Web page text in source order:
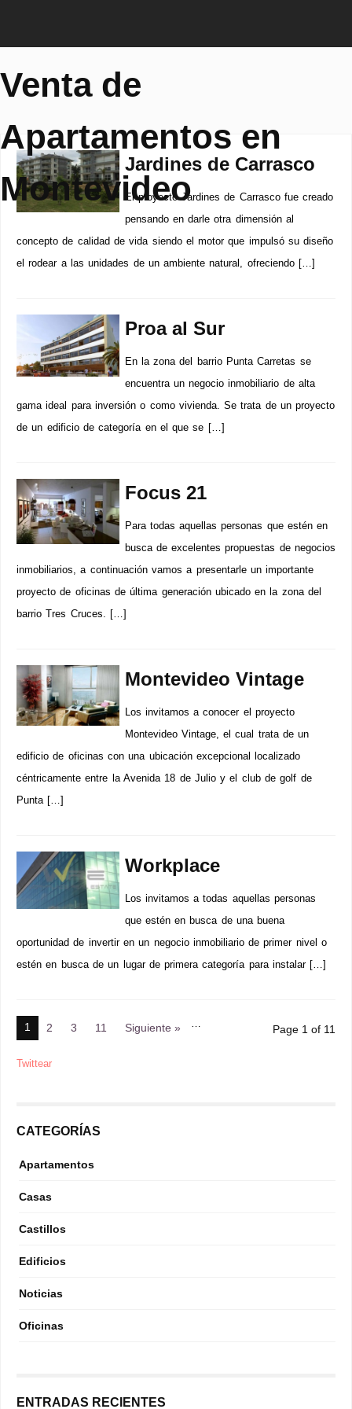
Venta de
Apartamentos en
Montevideo
Jardines de Carrasco
El proyecto Jardines de Carrasco fue creado
pensando en darle otra dimensión al
concepto de calidad de vida siendo el motor que impulsó su diseño
el rodear a las unidades de un ambiente natural, ofreciendo […]
Proa al Sur
En la zona del barrio Punta Carretas se
encuentra un negocio inmobiliario de alta
gama ideal para inversión o como vivienda. Se trata de un proyecto
de un edificio de categoría en el que se […]
Focus 21
Para todas aquellas personas que estén en
busca de excelentes propuestas de negocios
inmobiliarios, a continuación vamos a presentarle un importante
proyecto de oficinas de última generación ubicado en la zona del
barrio Tres Cruces. […]
Montevideo Vintage
Los invitamos a conocer el proyecto
Montevideo Vintage, el cual trata de un
edificio de oficinas con una ubicación excepcional localizado
céntricamente entre la Avenida 18 de Julio y el club de golf de
Punta […]
Workplace
Los invitamos a todas aquellas personas
que estén en busca de una buena
oportunidad de invertir en un negocio inmobiliario de primer nivel o
estén en busca de un lugar de primera categoría para instalar […]
1 2 3 …
11 Siguiente » Page 1 of 11
Twittear
CATEGORÍAS
Apartamentos
Casas
Castillos
Edificios
Noticias
Oficinas
ENTRADAS RECIENTES